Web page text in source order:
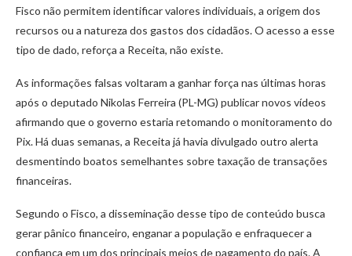
Fisco não permitem identificar valores individuais, a origem dos
recursos ou a natureza dos gastos dos cidadãos. O acesso a esse
tipo de dado, reforça a Receita, não existe.
As informações falsas voltaram a ganhar força nas últimas horas
após o deputado Nikolas Ferreira (PL-MG) publicar novos vídeos
afirmando que o governo estaria retomando o monitoramento do
Pix. Há duas semanas, a Receita já havia divulgado outro alerta
desmentindo boatos semelhantes sobre taxação de transações
financeiras.
Segundo o Fisco, a disseminação desse tipo de conteúdo busca
gerar pânico financeiro, enganar a população e enfraquecer a
confiança em um dos principais meios de pagamento do país. A